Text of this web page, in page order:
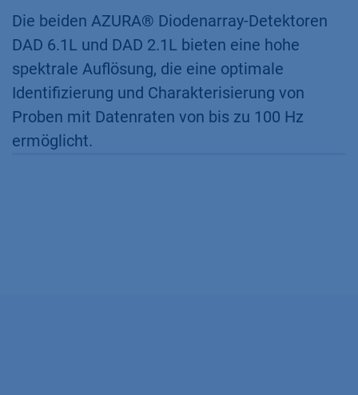
Die beiden AZURA® Diodenarray-Detektoren
DAD 6.1L und DAD 2.1L bieten eine hohe
spektrale Auflösung, die eine optimale
Identifizierung und Charakterisierung von
Proben mit Datenraten von bis zu 100 Hz
ermöglicht.